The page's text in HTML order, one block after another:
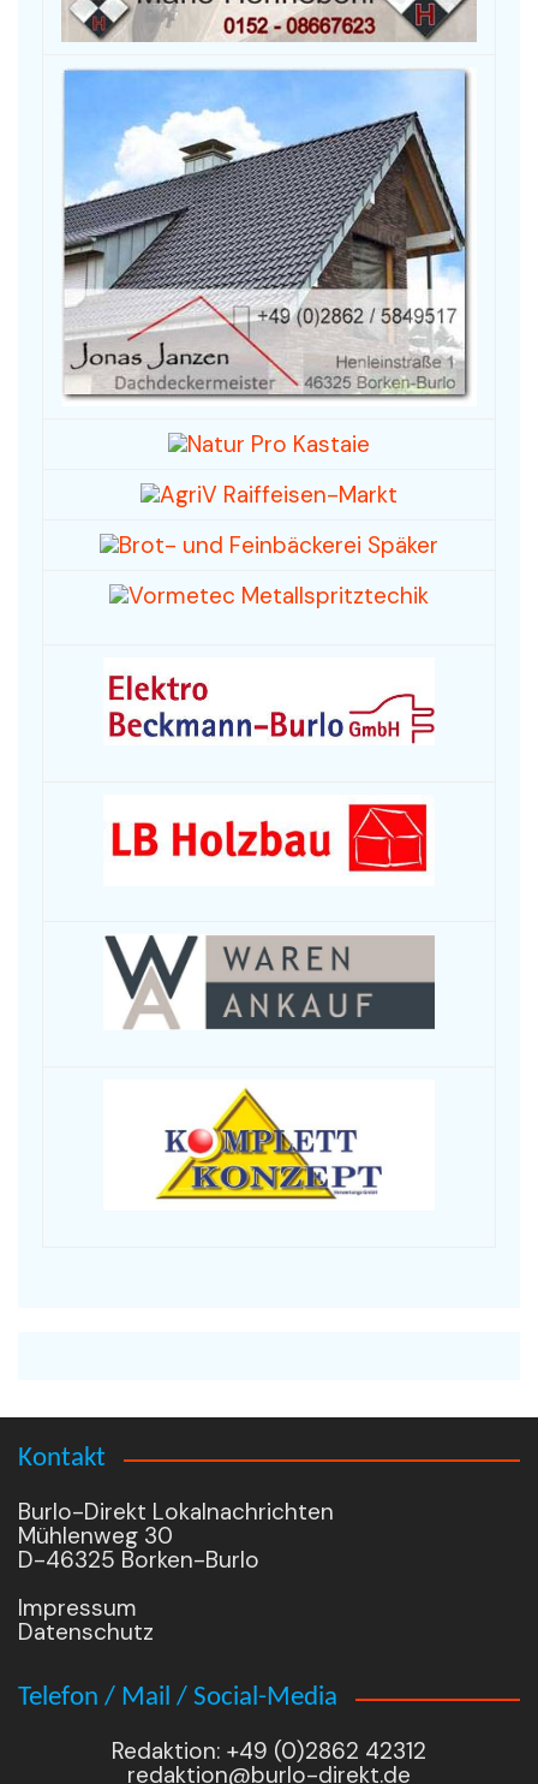
Kontakt
Burlo-Direkt Lokalnachrichten
Mühlenweg 30
D-46325 Borken-Burlo
Impressum
Datenschutz
Telefon / Mail / Social-Media
Redaktion: +49 (0)2862 42312
redaktion@burlo-direkt.de